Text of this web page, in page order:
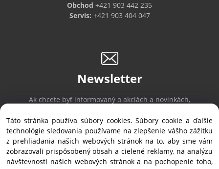
Obchod +421 903 442 235
Servis: +421 903 404 047
Newsletter
Ak chcete byť informovaný o akciách a novinkách,
Prihlásiť sa/ Odhlásiť sa
Táto stránka používa súbory cookies. Súbory cookie a ďalšie
technológie sledovania používame na zlepšenie vášho zážitku
z prehliadania našich webových stránok na to, aby sme vám
zobrazovali prispôsobený obsah a cielené reklamy, na analýzu
návštevnosti našich webových stránok a na pochopenie toho,